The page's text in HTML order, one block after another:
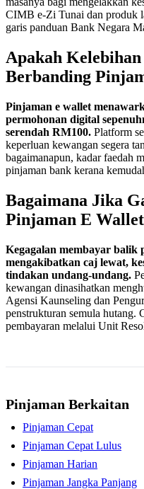
CIMB e-Zi Tunai dan produk
garis panduan Bank Negara
Apakah
Berbanding
Pinjaman e wallet
permohonan digital
serendah RM100. Platform
keperluan kewangan segera
bagaimanapun, kadar faedah
pinjaman bank kerana
Bagaimana Jika
Pinjaman E
Kegagalan membayar balik
mengakibatkan caj lewat,
tindakan undang-undang.
kewangan dinasihatkan
Agensi Kaunseling dan
penstrukturan semula
pembayaran melalui Unit
Pinjaman Berkaitan
Pinjaman Cepat
Pinjaman Cepat Lulus
Pinjaman Harian
Pinjaman Jangka Panjang